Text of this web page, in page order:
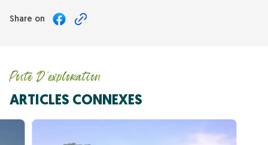
Share on
Poste D'exploration
ARTICLES CONNEXES